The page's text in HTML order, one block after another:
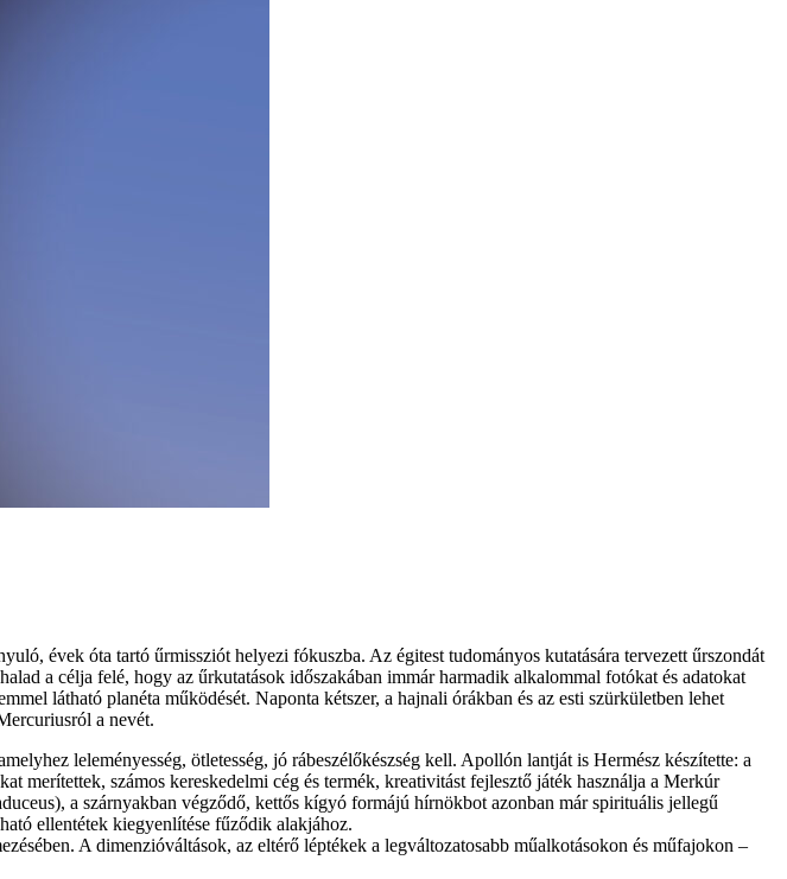
évek óta tartó űrmissziót helyezi fókuszba. Az égitest tudományos kutatására tervezett űrszondát
a célja felé, hogy az űrkutatások időszakában immár harmadik alkalommal fotókat és adatokat
látható planéta működését. Naponta kétszer, a hajnali órákban és az esti szürkületben lehet
a nevét.
leleményesség, ötletesség, jó rábeszélőkészség kell. Apollón lantját is Hermész készítette: a
merítettek, számos kereskedelmi cég és termék, kreativitást fejlesztő játék használja a Merkúr
a szárnyakban végződő, kettős kígyó formájú hírnökbot azonban már spirituális jellegű
ellentétek kiegyenlítése fűződik alakjához.
A dimenzióváltások, az eltérő léptékek a legváltozatosabb műalkotásokon és műfajokon –